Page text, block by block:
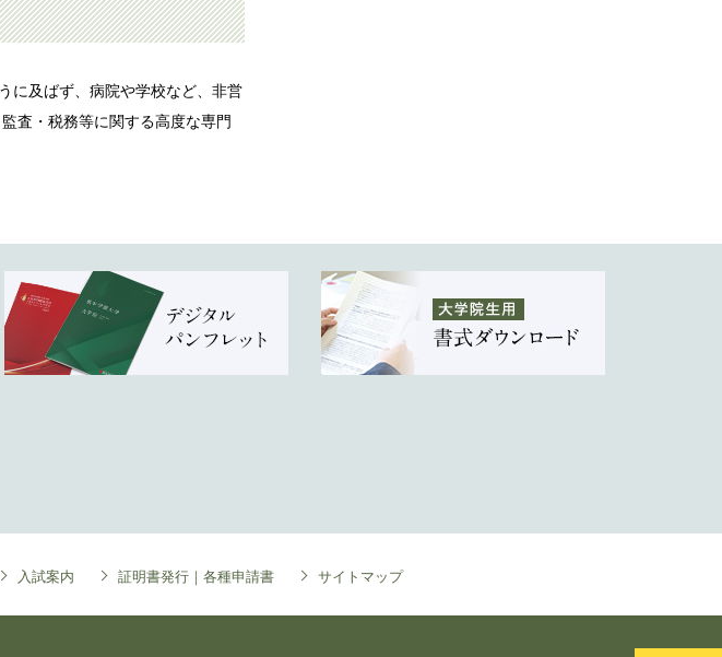
に及ばず、病院や学校など、非営
査・税務等に関する高度な専門
入試案内 証明書発行｜各種申請書 サイトマップ